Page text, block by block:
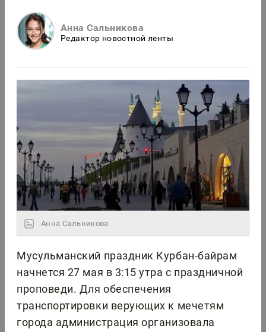
Анна Сальникова
Редактор новостной ленты
Анна Сальникова
Мусульманский праздник Курбан-байрам
начнется 27 мая в 3:15 утра с праздничной
проповеди. Для обеспечения
транспортировки верующих к мечетям
города администрация организовала